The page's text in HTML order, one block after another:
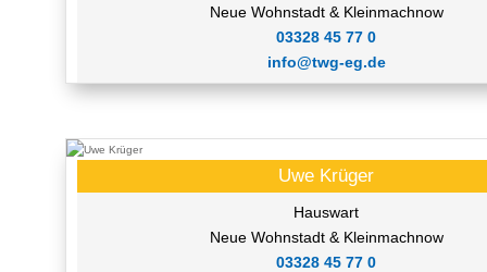
Neue Wohnstadt & Kleinmachnow
03328 45 77 0
info@twg-eg.de
Uwe Krüger
Hauswart
Neue Wohnstadt & Kleinmachnow
03328 45 77 0